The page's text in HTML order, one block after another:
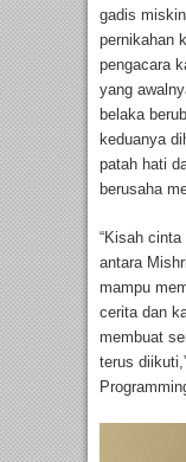
gadis
pernikahan
pengacara
yang
belaka
keduanya
patah hati
berusaha
“Kisah
antara
mampu
cerita dan
membuat
terus